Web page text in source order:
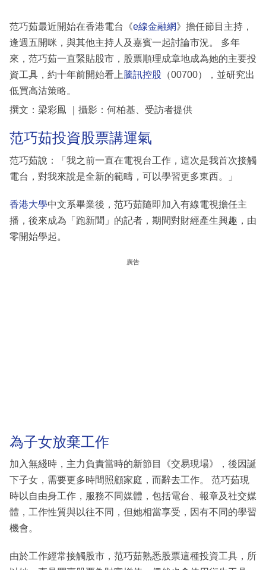
區
范巧茹最近開始在香港電台《e線金融網》擔任節目主持，
逢週五開咪，與其他主持人及嘉賓一起討論市況。 多年
來，范巧茹一直緊貼股市，股票順理成章地成為她的主要投
資工具，約十年前開始看上騰訊控股 （00700），並研究出
低買高沽策略。
撰文：梁彩鳯 ｜攝影：何柏基、受訪者提供
范巧茹投資股票講運氣
范巧茹說：「我之前一直在電視台工作，這次是我首次接觸
電台，對我來說是全新的範疇，可以學習更多東西。」
香港大學中文系畢業後，范巧茹隨即加入有線電視擔任主
播，後來成為「跑新聞」的記者，期間對財經產生興趣，由
零開始學起。
廣告
為子女放棄工作
加入無綫時，主力負責當時的新節目《交易現場》，後因誕
下子女，需要更多時間照顧家庭，而辭去工作。 范巧茹現
時以自由身工作，服務不同媒體，包括電台、報章及社交媒
體，工作性質與以往不同，但她相當享受，因有不同的學習
機會。
由於工作經常接觸股市，范巧茹熟悉股票這種投資工具，所